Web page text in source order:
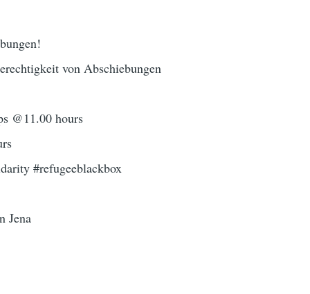
von Abschiebungen
@11.00 hours
#refugeeblackbox
Jena